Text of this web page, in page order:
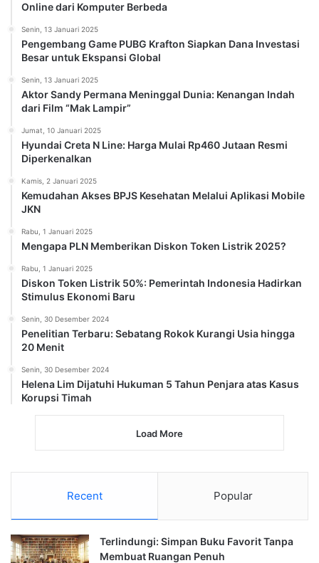
Online dari Komputer Berbeda
Senin, 13 Januari 2025
Pengembang Game PUBG Krafton Siapkan Dana Investasi
Besar untuk Ekspansi Global
Senin, 13 Januari 2025
Aktor Sandy Permana Meninggal Dunia: Kenangan Indah
dari Film “Mak Lampir”
Jumat, 10 Januari 2025
Hyundai Creta N Line: Harga Mulai Rp460 Jutaan Resmi
Diperkenalkan
Kamis, 2 Januari 2025
Kemudahan Akses BPJS Kesehatan Melalui Aplikasi Mobile
JKN
Rabu, 1 Januari 2025
Mengapa PLN Memberikan Diskon Token Listrik 2025?
Rabu, 1 Januari 2025
Diskon Token Listrik 50%: Pemerintah Indonesia Hadirkan
Stimulus Ekonomi Baru
Senin, 30 Desember 2024
Penelitian Terbaru: Sebatang Rokok Kurangi Usia hingga
20 Menit
Senin, 30 Desember 2024
Helena Lim Dijatuhi Hukuman 5 Tahun Penjara atas Kasus
Korupsi Timah
Load More
Recent Popular
Terlindungi: Simpan Buku Favorit Tanpa
Membuat Ruangan Penuh